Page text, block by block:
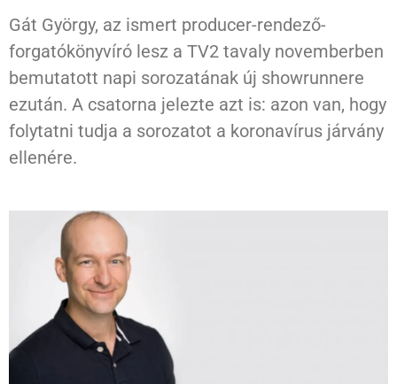
Gát György, az ismert producer-rendező-
forgatókönyvíró lesz a TV2 tavaly novemberben
bemutatott napi sorozatának új showrunnere
ezután. A csatorna jelezte azt is: azon van, hogy
folytatni tudja a sorozatot a koronavírus járvány
ellenére.